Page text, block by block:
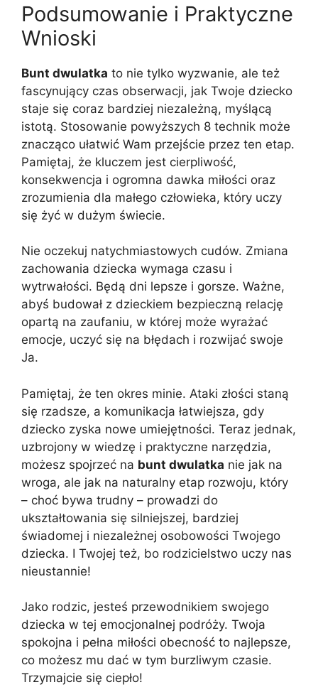
Podsumowanie i Praktyczne
Wnioski
Bunt dwulatka to nie tylko wyzwanie, ale też
fascynujący czas obserwacji, jak Twoje dziecko
staje się coraz bardziej niezależną, myślącą
istotą. Stosowanie powyższych 8 technik może
znacząco ułatwić Wam przejście przez ten etap.
Pamiętaj, że kluczem jest cierpliwość,
konsekwencja i ogromna dawka miłości oraz
zrozumienia dla małego człowieka, który uczy
się żyć w dużym świecie.
Nie oczekuj natychmiastowych cudów. Zmiana
zachowania dziecka wymaga czasu i
wytrwałości. Będą dni lepsze i gorsze. Ważne,
abyś budował z dzieckiem bezpieczną relację
opartą na zaufaniu, w której może wyrażać
emocje, uczyć się na błędach i rozwijać swoje
Ja.
Pamiętaj, że ten okres minie. Ataki złości staną
się rzadsze, a komunikacja łatwiejsza, gdy
dziecko zyska nowe umiejętności. Teraz jednak,
uzbrojony w wiedzę i praktyczne narzędzia,
możesz spojrzeć na bunt dwulatka nie jak na
wroga, ale jak na naturalny etap rozwoju, który
– choć bywa trudny – prowadzi do
ukształtowania się silniejszej, bardziej
świadomej i niezależnej osobowości Twojego
dziecka. I Twojej też, bo rodzicielstwo uczy nas
nieustannie!
Jako rodzic, jesteś przewodnikiem swojego
dziecka w tej emocjonalnej podróży. Twoja
spokojna i pełna miłości obecność to najlepsze,
co możesz mu dać w tym burzliwym czasie.
Trzymajcie się ciepło!